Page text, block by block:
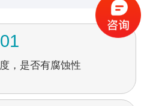
01
，是否有腐蚀性